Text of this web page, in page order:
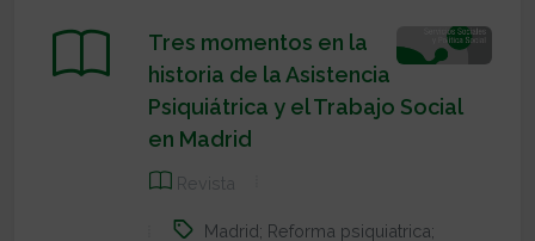
Tres momentos en la
historia de la Asistencia
Psiquiátrica y el Trabajo Social
en Madrid
Revista
Madrid; Reforma psiquiatrica;